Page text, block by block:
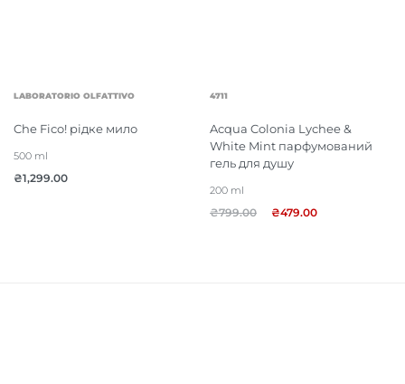
LABORATORIO OLFATTIVO
Che Fico! рідке мило
500 ml
₴1,299.00
4711
Acqua Colonia Lychee &
White Mint парфумований
гель для душу
200 ml
₴799.00 ₴479.00